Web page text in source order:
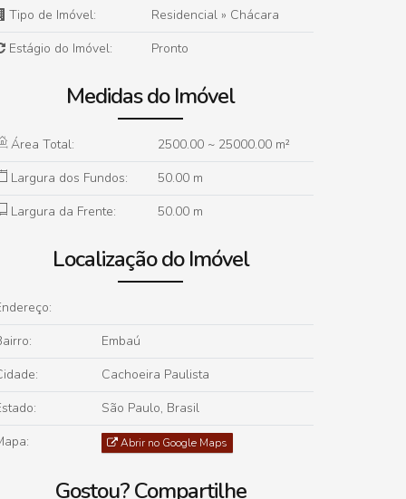
Tipo de Imóvel:
Residencial » Chácara
Estágio do Imóvel:
Pronto
Medidas do Imóvel
Área Total: 2500.00 ~ 25000.00 m²
Largura dos Fundos:
50.00 m
Largura da Frente:
50.00 m
Localização do Imóvel
Embaú
Cachoeira Paulista
São Paulo, Brasil
Abrir no Google Maps
Gostou? Compartilhe